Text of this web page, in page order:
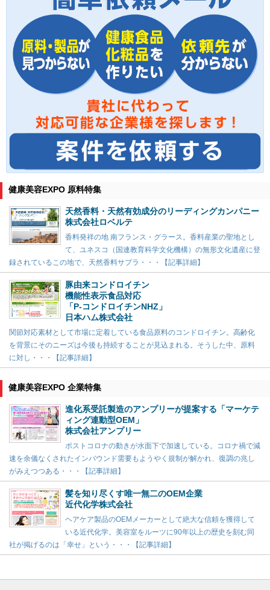
健康美容EXPO 原料特集
天然香料・天然有効成分のリーディングカンパニー
株式会社ロベルテ
香料発祥の地 南フランス・グラース。香料産業の聖地とし
て、ユネスコ（国連教育科学文化機構）の無形文化遺産に登
録されているこの地で、天然香料サプラ・・・【記事詳細】
豚由来コンドロイチン
機能性表示食品対応
「P-コンドロイチンNHZ」
日本ハム株式会社
関節対応素材として市場に定着している食品原料のコンドロイチン。高齢化
を背景にそのニーズは今後も持続することが見込まれる。そうした中、原料
に対し・・・【記事詳細】
健康美容EXPO 企業特集
進化系受託製造のアンプリーが提案する「マーケテ
ィング連動型OEM」
株式会社アンプリー
ポストコロナの動きが水面下で加速している。コロナ禍で減
速を余儀なくされたインバウンド需要もようやく規制が解かれ、復調の兆し
がみえつつある・・・【記事詳細】
髪を知り尽くす唯一無二のOEM企業
近代化学株式会社
ヘアケア製品のOEMメーカーとして絶大な信頼を獲得して
いる近代化学。美容室をルーツに90年以上の歴史を刻む同
社が掲げるのは「幸せ」という・・・【記事詳細】